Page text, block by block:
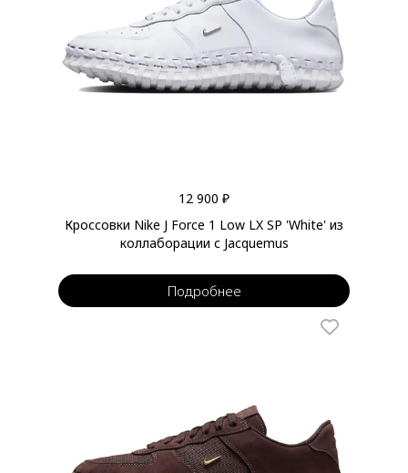
12 900 ₽
Кроссовки Nike J Force 1 Low LX SP 'White' из
коллаборации с Jacquemus
Подробнее